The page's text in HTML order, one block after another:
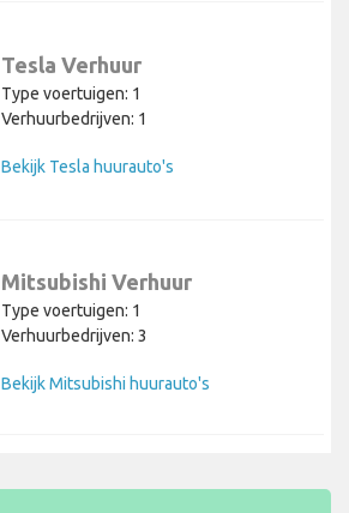
Tesla Verhuur
Type voertuigen: 1
Verhuurbedrijven: 1
Bekijk Tesla huurauto's
Mitsubishi Verhuur
Type voertuigen: 1
Verhuurbedrijven: 3
Bekijk Mitsubishi huurauto's